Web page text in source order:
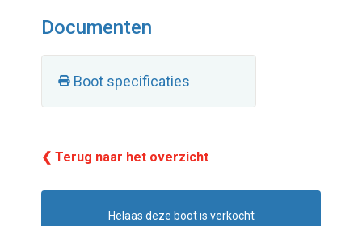
Documenten
Boot specificaties
❮ Terug naar het overzicht
Helaas deze boot is verkocht